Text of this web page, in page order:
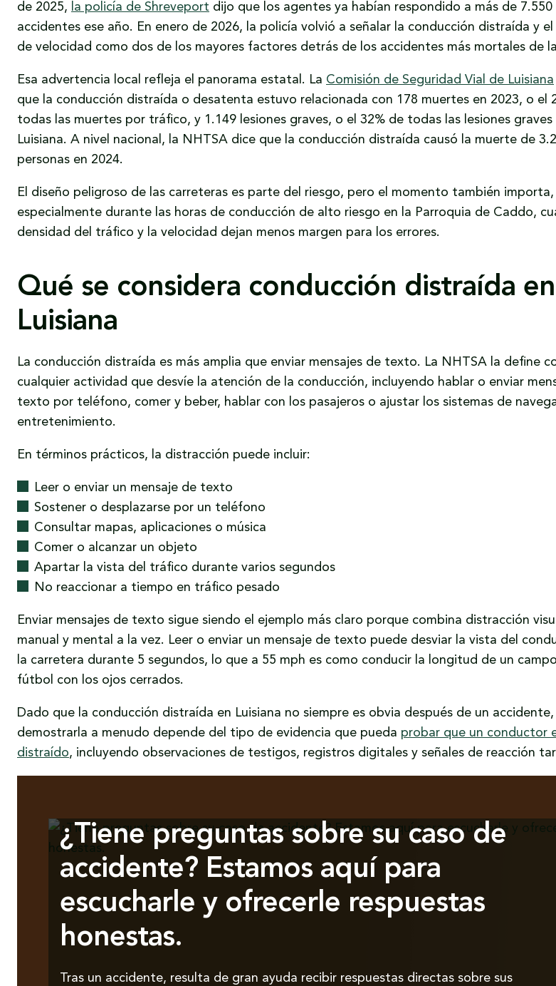
de 2025,
la policía de Shreveport dijo que los agentes ya habían respondido a más de 7.550
accidentes ese año. En enero de 2026, la policía volvió a señalar la conducción distraída y el
de velocidad como dos de los mayores factores detrás de los accidentes más mortales de
Esa advertencia local refleja el panorama estatal. La Comisión de Seguridad Vial de Luisiana
que la conducción distraída o desatenta estuvo relacionada con 178 muertes en 2023, o el
todas las muertes por tráfico, y 1.149 lesiones graves, o el 32% de todas las lesiones graves
Luisiana. A nivel nacional, la NHTSA dice que la conducción distraída causó la muerte de
personas en 2024.
El diseño peligroso de las carreteras es parte del riesgo, pero el momento también importa,
especialmente durante las horas de conducción de alto riesgo en la Parroquia de Caddo,
densidad del tráfico y la velocidad dejan menos margen para los errores.
Qué se considera conducción distraída en
Luisiana
La conducción distraída es más amplia que enviar mensajes de texto. La NHTSA la define
cualquier actividad que desvíe la atención de la conducción, incluyendo hablar o enviar
texto por teléfono, comer y beber, hablar con los pasajeros o ajustar los sistemas de
entretenimiento.
En términos prácticos, la distracción puede incluir:
Leer o enviar un mensaje de texto
Sostener o desplazarse por un teléfono
Consultar mapas, aplicaciones o música
Comer o alcanzar un objeto
Apartar la vista del tráfico durante varios segundos
No reaccionar a tiempo en tráfico pesado
Enviar mensajes de texto sigue siendo el ejemplo más claro porque combina distracción
manual y mental a la vez. Leer o enviar un mensaje de texto puede desviar la vista del
la carretera durante 5 segundos, lo que a 55 mph es como conducir la longitud de un
fútbol con los ojos cerrados.
Dado que la conducción distraída en Luisiana no siempre es obvia después de un accidente,
demostrarla a menudo depende del tipo de evidencia que pueda probar que un conductor
distraído, incluyendo observaciones de testigos, registros digitales y señales de reacción
¿Tiene preguntas sobre su caso de
accidente? Estamos aquí para
escucharle y ofrecerle respuestas
honestas.
Tras un accidente, resulta de gran ayuda recibir respuestas directas sobre sus